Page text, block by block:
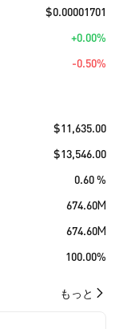
$0.00001701
+0.00%
-0.50%
$11,635.00
$13,546.00
0.60 %
674.60M
674.60M
100.00%
もっと